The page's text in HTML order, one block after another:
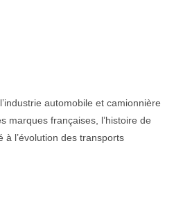
automobile et camionnière
marques françaises, l’histoire de
à l’évolution des transports